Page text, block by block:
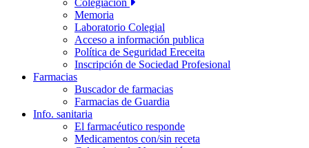
Colegiación
Memoria
Laboratorio Colegial
Acceso a información publica
Política de Seguridad Ereceita
Inscripción de Sociedad Profesional
Farmacias
Buscador de farmacias
Farmacias de Guardia
Info. sanitaria
El farmacéutico responde
Medicamentos con/sin receta